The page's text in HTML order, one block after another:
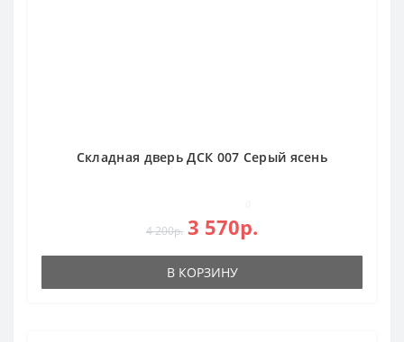
Складная дверь ДСК 007 Серый ясень
4 200р. 3 570р.
В КОРЗИНУ